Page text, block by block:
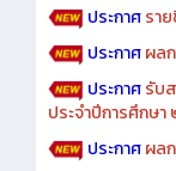
ประกาศรา
ประกาศผล
ประกาศรับ
ประจำปีการศึกษ
ประกาศผล